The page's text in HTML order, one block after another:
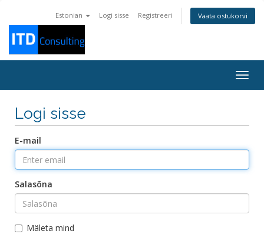
Estonian Logi sisse Registreeri Vaata ostukorvi
Logi sisse
E-mail
Salasõna
Mäleta mind